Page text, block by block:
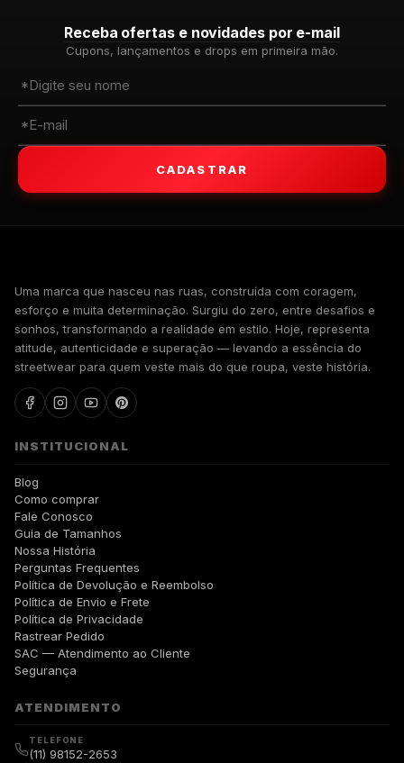
Receba ofertas e novidades por e-mail
Cupons, lançamentos e drops em primeira mão.
CADASTRAR
Uma marca que nasceu nas ruas, construída com coragem,
esforço e muita determinação. Surgiu do zero, entre desafios e
sonhos, transformando a realidade em estilo. Hoje, representa
atitude, autenticidade e superação — levando a essência do
streetwear para quem veste mais do que roupa, veste história.
INSTITUCIONAL
Blog
Como comprar
Fale Conosco
Guia de Tamanhos
Nossa História
Perguntas Frequentes
Política de Devolução e Reembolso
Política de Envio e Frete
Política de Privacidade
Rastrear Pedido
SAC — Atendimento ao Cliente
Segurança
ATENDIMENTO
TELEFONE
(11) 98152-2653